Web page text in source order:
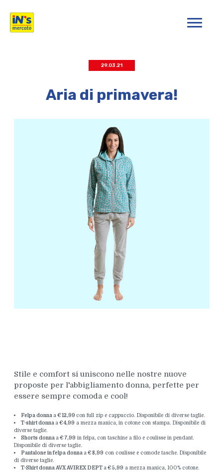
iN's Mercato
29.03.21
Aria di primavera!
Stile e comfort si uniscono nelle nostre nuove
proposte per l'abbigliamento donna, perfette per
essere sempre comoda e cool!
Felpa donna a€ 12,99 con full zip e cappuccio. Disponibile di diverse taglie.
T-shirt donna a€ 4,99 a mezza manica, in cotone con stampa. Disponibile di
diverse taglie.
Shorts donna a€ 7,99 in felpa, con taschine a filo e coulisse in pendant.
Disponibile di diverse taglie.
Pantalone in felpa donna a€ 8,99 con coulisse e comode tasche. Disponibile
di diverse taglie.
T-Shirt donna AVX AVIREX DEPT a€ 5,99 a mezza manica, 100% cotone.